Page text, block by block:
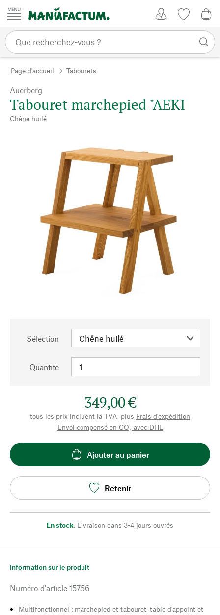
Passer au contenu
Page d'accueil Tabourets
Auerberg
Tabouret marchepied "AEKI
Chêne huilé
Sélection
Quantité
349,00 €
tous les prix incluent la TVA, plus Frais d'expédition
Envoi compensé en CO₂ avec DHL
Ajouter au panier
Retenir
En stock, Livraison dans 3-4 jours ouvrés
Information sur le produit
Numéro d'article 15756
Multifonctionnel : marchepied et tabouret, table d'appoint et